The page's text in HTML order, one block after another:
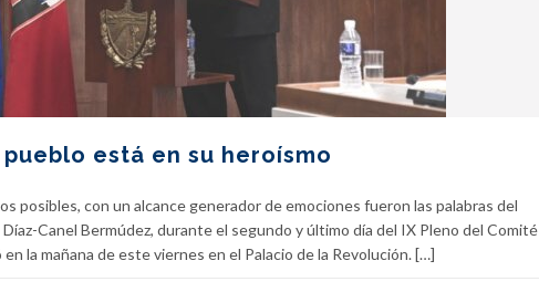
está en su heroísmo
posibles, con un alcance generador de emociones fueron las palabras del
Canel Bermúdez, durante el segundo y último día del IX Pleno del Comité
la mañana de este viernes en el Palacio de la Revolución. […]